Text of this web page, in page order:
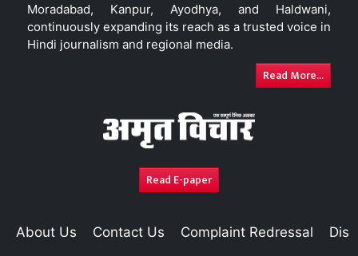
Moradabad, Kanpur, Ayodhya, and Haldwani,
continuously expanding its reach as a trusted voice in
Hindi journalism and regional media.
Read More...
Read E-paper
About Us Contact Us Complaint Redressal